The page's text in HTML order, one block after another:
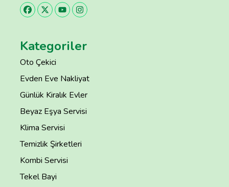
Kategoriler
Oto Çekici
Evden Eve Nakliyat
Günlük Kiralık Evler
Beyaz Eşya Servisi
Klima Servisi
Temizlik Şirketleri
Kombi Servisi
Tekel Bayi